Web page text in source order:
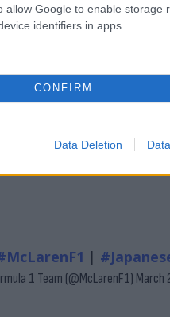
allow Google to enable storage
identifiers in apps.
CONFIRM
Data Deletion
|
1 Team (@McLarenF1) March